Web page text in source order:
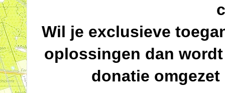
Wil je exclusieve
oplossingen dan
donatie omgezet